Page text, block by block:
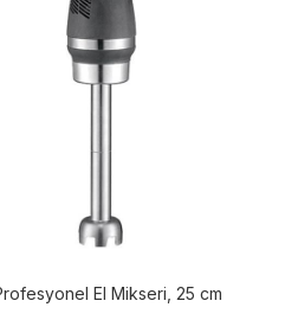
El Mikseri, 25 cm